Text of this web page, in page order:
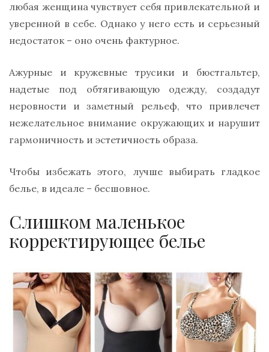
любая женщина чувствует себя привлекательной и
уверенной в себе. Однако у него есть и серьезный
недостаток – оно очень фактурное.
Ажурные и кружевные трусики и бюстгальтер,
надетые под обтягивающую одежду, создадут
неровности и заметный рельеф, что привлечет
нежелательное внимание окружающих и нарушит
гармоничность и эстетичность образа.
Чтобы избежать этого, лучше выбирать гладкое
белье, в идеале – бесшовное.
Слишком маленькое
корректирующее белье